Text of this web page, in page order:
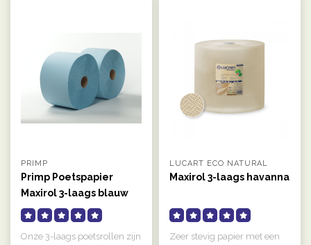
PRIMP
Primp Poetspapier
Maxirol 3-laags blauw
Onze 3-laags poetsrollen zijn
LUCART ECO NATURAL
Maxirol 3-laags havanna
Zeer stevig papier met een